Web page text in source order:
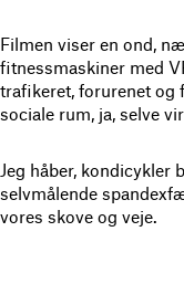
Filmen viser en ond,
fitnessmaskiner med
trafikeret, forurenet og
sociale rum, ja, selve
Jeg håber, kondicykler
selvmålende
vores skove og veje.